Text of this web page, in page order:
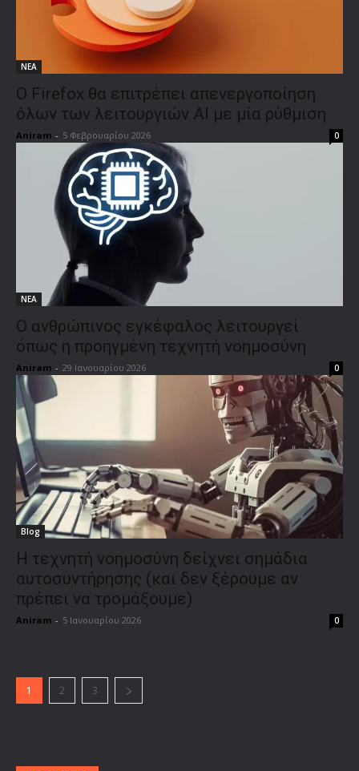
ΝΕΑ
Ο Firefox θα επιτρέπει απενεργοποίηση
όλων των λειτουργιών AI με μία ρύθμιση
Aniram - 5 Φεβρουαρίου 2026 0
ΝΕΑ
Ο ανθρώπινος εγκέφαλος λειτουργεί
όπως η προηγμένη τεχνητή νοημοσύνη
Aniram - 29 Ιανουαρίου 2026 0
Blog
Η τεχνητή νοημοσύνη δείχνει σημάδια
αυτοσυντήρησης (και δεν ξέρουμε αν
πρέπει να τρομάξουμε)
Aniram - 5 Ιανουαρίου 2026 0
1 2 3